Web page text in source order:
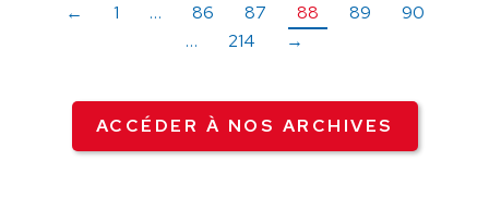
← 1 … 86 87 88 89
90
…
214 →
ACCÉDER À NOS ARCHIVES